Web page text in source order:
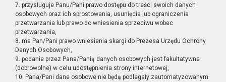
7. przysługuje Panu/Pani prawo dostępu do treści swoich danych
osobowych oraz ich sprostowania, usunięcia lub ograniczenia
przetwarzania lub prawo do wniesienia sprzeciwu wobec
przetwarzania,
8. ma Pan/Pani prawo wniesienia skargi do Prezesa Urzędu Ochrony
Danych Osobowych,
9. podanie przez Pana/Panią danych osobowych jest fakultatywne
(dobrowolne) w celu udostępnienia strony internetowej,
10. Pana/Pani dane osobowe nie będą podlegały zautomatyzowanym